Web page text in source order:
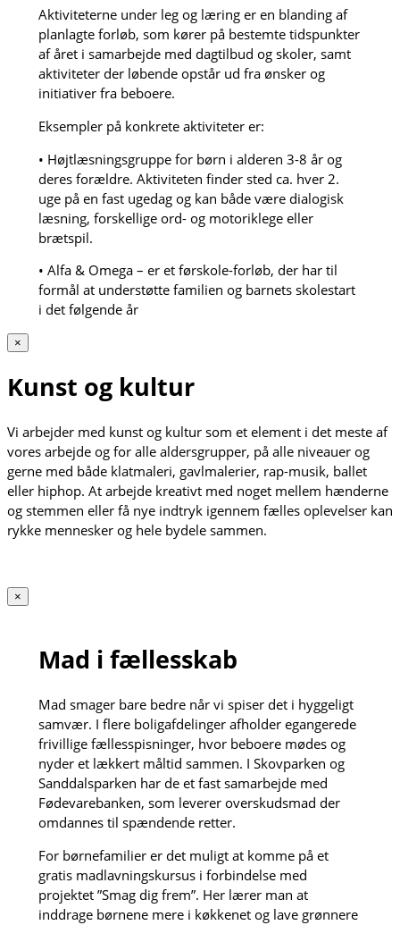
Aktiviteterne under leg og læring er en blanding af
planlagte forløb, som kører på bestemte tidspunkter
af året i samarbejde med dagtilbud og skoler, samt
aktiviteter der løbende opstår ud fra ønsker og
initiativer fra beboere.
Eksempler på konkrete aktiviteter er:
• Højtlæsningsgruppe for børn i alderen 3-8 år og
deres forældre. Aktiviteten finder sted ca. hver 2.
uge på en fast ugedag og kan både være dialogisk
læsning, forskellige ord- og motoriklege eller
brætspil.
• Alfa & Omega – er et førskole-forløb, der har til
formål at understøtte familien og barnets skolestart
i det følgende år
×
Kunst og kultur
Vi arbejder med kunst og kultur som et element i det meste af
vores arbejde og for alle aldersgrupper, på alle niveauer og
gerne med både klatmaleri, gavlmalerier, rap-musik, ballet
eller hiphop. At arbejde kreativt med noget mellem hænderne
og stemmen eller få nye indtryk igennem fælles oplevelser kan
rykke mennesker og hele bydele sammen.
×
Mad i fællesskab
Mad smager bare bedre når vi spiser det i hyggeligt
samvær. I flere boligafdelinger afholder egangerede
frivillige fællesspisninger, hvor beboere mødes og
nyder et lækkert måltid sammen. I Skovparken og
Sanddalsparken har de et fast samarbejde med
Fødevarebanken, som leverer overskudsmad der
omdannes til spændende retter.
For børnefamilier er det muligt at komme på et
gratis madlavningskursus i forbindelse med
projektet ”Smag dig frem”. Her lærer man at
inddrage børnene mere i køkkenet og lave grønnere